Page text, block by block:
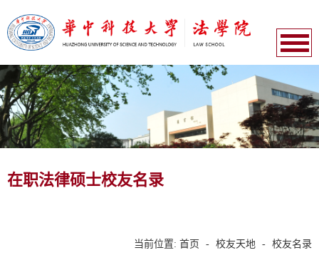
在职法律硕士校友名录
当前位置: 首页 - 校友天地 - 校友名录